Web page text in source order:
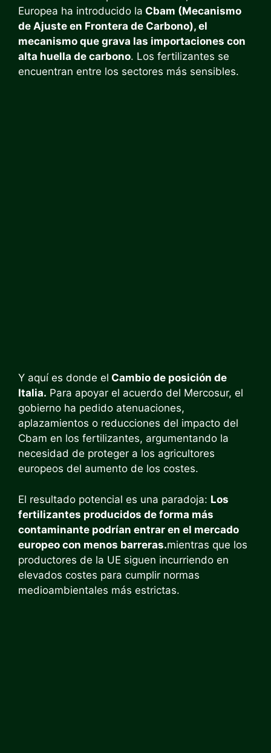
Europea ha introducido la Cbam (Mecanismo
de Ajuste en Frontera de Carbono), el
mecanismo que grava las importaciones con
alta huella de carbono. Los fertilizantes se
encuentran entre los sectores más sensibles.
Y aquí es donde el Cambio de posición de
Italia. Para apoyar el acuerdo del Mercosur, el
gobierno ha pedido atenuaciones,
aplazamientos o reducciones del impacto del
Cbam en los fertilizantes, argumentando la
necesidad de proteger a los agricultores
europeos del aumento de los costes.
El resultado potencial es una paradoja: Los
fertilizantes producidos de forma más
contaminante podrían entrar en el mercado
europeo con menos barreras.mientras que los
productores de la UE siguen incurriendo en
elevados costes para cumplir normas
medioambientales más estrictas.